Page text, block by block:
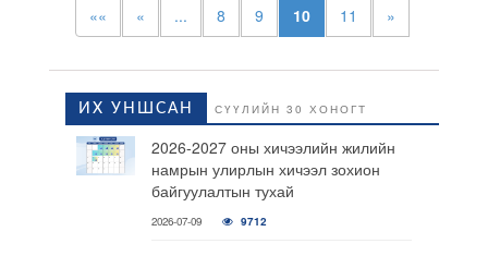
«« « ... 8 9 10 11 »
ИХ УНШСАН СҮҮЛИЙН 30 ХОНОГТ
2026-2027 оны хичээлийн жилийн
намрын улирлын хичээл зохион
байгуулалтын тухай
2026-07-09 9712